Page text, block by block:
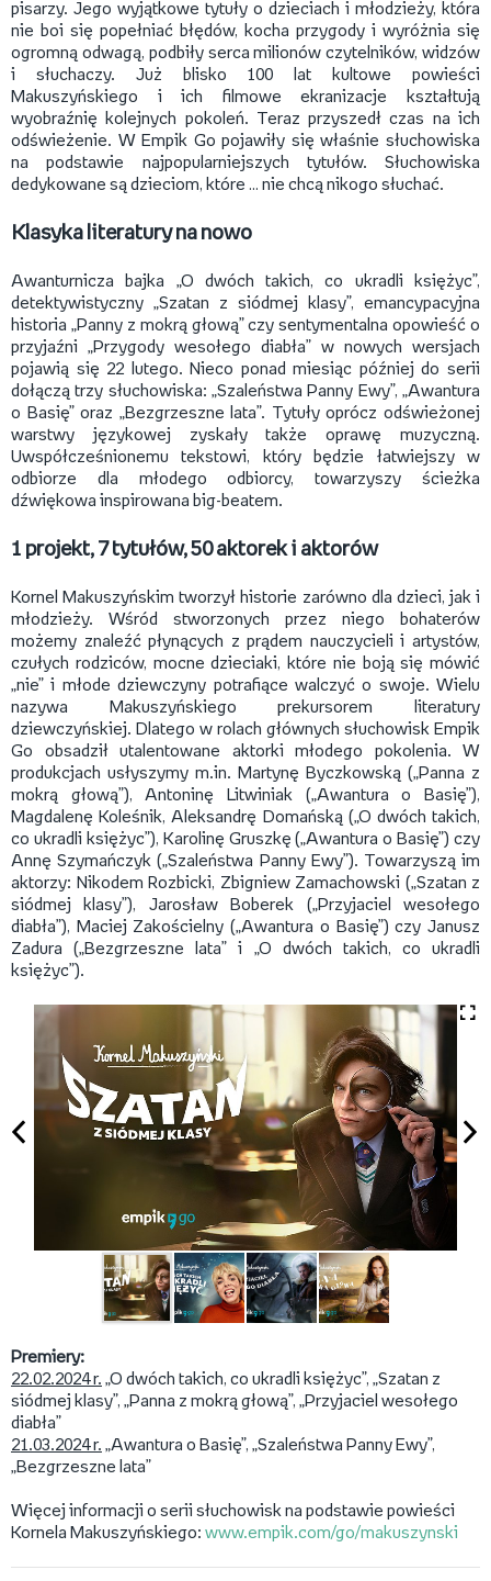
pisarzy. Jego wyjątkowe tytuły o dzieciach i młodzieży, która
nie boi się popełniać błędów, kocha przygody i wyróżnia się
ogromną odwagą, podbiły serca milionów czytelników, widzów
i słuchaczy. Już blisko 100 lat kultowe powieści
Makuszyńskiego i ich filmowe ekranizacje kształtują
wyobraźnię kolejnych pokoleń. Teraz przyszedł czas na ich
odświeżenie. W Empik Go pojawiły się właśnie słuchowiska
na podstawie najpopularniejszych tytułów. Słuchowiska
dedykowane są dzieciom, które … nie chcą nikogo słuchać.
Klasyka literatury na nowo
Awanturnicza bajka „O dwóch takich, co ukradli księżyc”,
detektywistyczny „Szatan z siódmej klasy”, emancypacyjna
historia „Panny z mokrą głową” czy sentymentalna opowieść o
przyjaźni „Przygody wesołego diabła” w nowych wersjach
pojawią się 22 lutego. Nieco ponad miesiąc później do serii
dołączą trzy słuchowiska: „Szaleństwa Panny Ewy”, „Awantura
o Basię” oraz „Bezgrzeszne lata”. Tytuły oprócz odświeżonej
warstwy językowej zyskały także oprawę muzyczną.
Uwspółcześnionemu tekstowi, który będzie łatwiejszy w
odbiorze dla młodego odbiorcy, towarzyszy ścieżka
dźwiękowa inspirowana big-beatem.
1 projekt, 7 tytułów, 50 aktorek i aktorów
Kornel Makuszyńskim tworzył historie zarówno dla dzieci, jak i
młodzieży. Wśród stworzonych przez niego bohaterów
możemy znaleźć płynących z prądem nauczycieli i artystów,
czułych rodziców, mocne dzieciaki, które nie boją się mówić
„nie” i młode dziewczyny potrafiące walczyć o swoje. Wielu
nazywa Makuszyńskiego prekursorem literatury
dziewczyńskiej. Dlatego w rolach głównych słuchowisk Empik
Go obsadził utalentowane aktorki młodego pokolenia. W
produkcjach usłyszymy m.in. Martynę Byczkowską („Panna z
mokrą głową”), Antoninę Litwiniak („Awantura o Basię”),
Magdalenę Koleśnik, Aleksandrę Domańską („O dwóch takich,
co ukradli księżyc”), Karolinę Gruszkę („Awantura o Basię”) czy
Annę Szymańczyk („Szaleństwa Panny Ewy”). Towarzyszą im
aktorzy: Nikodem Rozbicki, Zbigniew Zamachowski („Szatan z
siódmej klasy”), Jarosław Boberek („Przyjaciel wesołego
diabła”), Maciej Zakościelny („Awantura o Basię”) czy Janusz
Zadura („Bezgrzeszne lata” i „O dwóch takich, co ukradli
księżyc”).
Premiery:
22.02.2024 r. „O dwóch takich, co ukradli księżyc”, „Szatan z
siódmej klasy”, „Panna z mokrą głową”, „Przyjaciel wesołego
diabła”
21.03.2024 r. „Awantura o Basię”, „Szaleństwa Panny Ewy”,
„Bezgrzeszne lata”
Więcej informacji o serii słuchowisk na podstawie powieści
Kornela Makuszyńskiego: www.empik.com/go/makuszynski